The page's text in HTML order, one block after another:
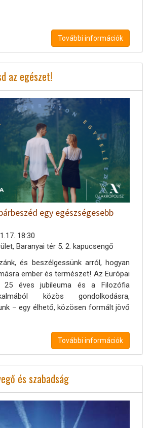
További információk
az egészet!
egy egészségesebb
18:30
Baranyai tér 5. 2. kapucsengő
és beszélgessünk arról, hogyan
ember és természet! Az Európai
25 éves jubileuma és a Filozófia
közös gondolkodásra,
– egy élhető, közösen formált jövő
További információk
és szabadság